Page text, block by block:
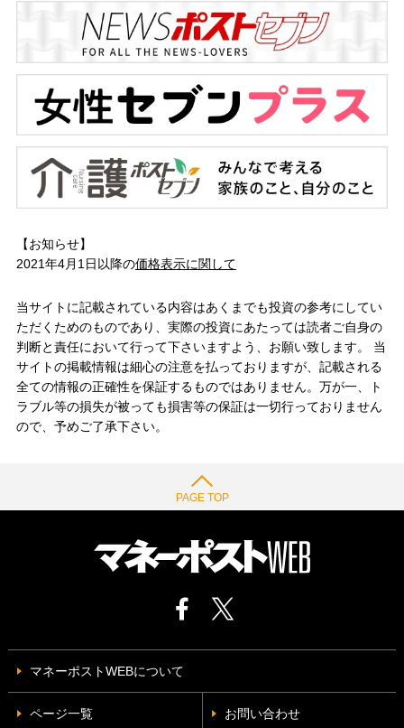
【お知らせ】
2021年4月1日以降の価格表示に関して
当サイトに記載されている内容はあくまでも投資の参考にしてい
ただくためのものであり、実際の投資にあたっては読者ご自身の
判断と責任において行って下さいますよう、お願い致します。 当
サイトの掲載情報は細心の注意を払っておりますが、記載される
全ての情報の正確性を保証するものではありません。万が一、ト
ラブル等の損失が被っても損害等の保証は一切行っておりません
ので、予めご了承下さい。
PAGE TOP
マネーポストWEBについて
ページ一覧 お問い合わせ